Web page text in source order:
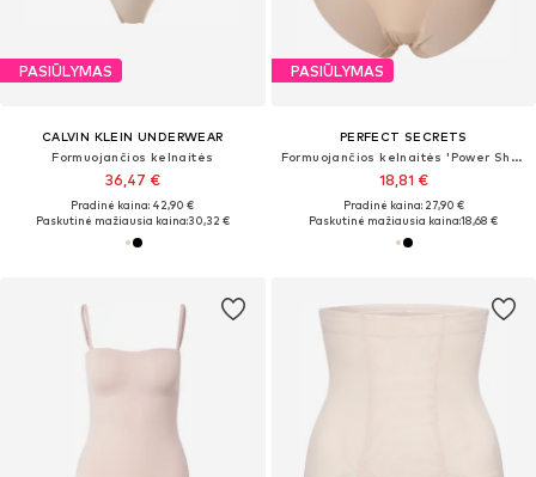
PASIŪLYMAS
CALVIN KLEIN UNDERWEAR
Formuojančios kelnaitės
36,47 €
Pradinė kaina: 42,90 €
Paskutinė mažiausia kaina:30,32 €
PASIŪLYMAS
PERFECT SECRETS
Formuojančios kelnaitės 'Power Shaper'
18,81 €
Pradinė kaina: 27,90 €
Paskutinė mažiausia kaina:18,68 €